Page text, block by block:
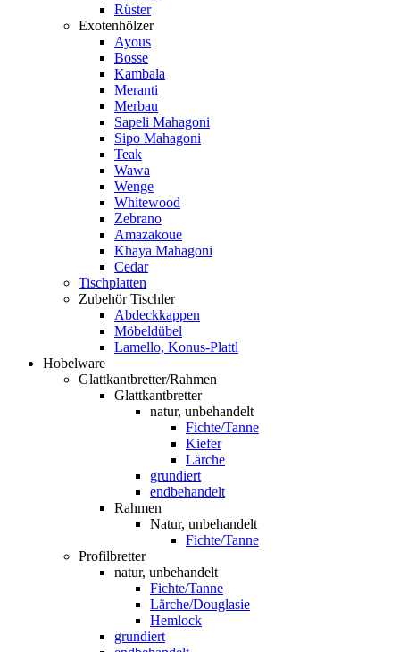
Rüster
Exotenhölzer
Ayous
Bosse
Kambala
Meranti
Merbau
Sapeli Mahagoni
Sipo Mahagoni
Teak
Wawa
Wenge
Whitewood
Zebrano
Amazakoue
Khaya Mahagoni
Cedar
Tischplatten
Zubehör Tischler
Abdeckkappen
Möbeldübel
Lamello, Konus-Plattl
Hobelware
Glattkantbretter/Rahmen
Glattkantbretter
natur, unbehandelt
Fichte/Tanne
Kiefer
Lärche
grundiert
endbehandelt
Rahmen
Natur, unbehandelt
Fichte/Tanne
Profilbretter
natur, unbehandelt
Fichte/Tanne
Lärche/Douglasie
Hemlock
grundiert